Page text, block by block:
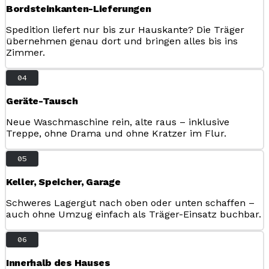
Bordsteinkanten-Lieferungen
Spedition liefert nur bis zur Hauskante? Die Träger
übernehmen genau dort und bringen alles bis ins
Zimmer.
04
Geräte-Tausch
Neue Waschmaschine rein, alte raus – inklusive
Treppe, ohne Drama und ohne Kratzer im Flur.
05
Keller, Speicher, Garage
Schweres Lagergut nach oben oder unten schaffen –
auch ohne Umzug einfach als Träger-Einsatz buchbar.
06
Innerhalb des Hauses